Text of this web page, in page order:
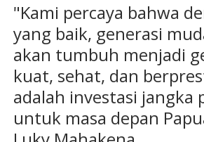
"Kami percaya bahwa
yang baik, generasi
akan tumbuh menjadi
kuat, sehat, dan
adalah investasi jangka
untuk masa depan